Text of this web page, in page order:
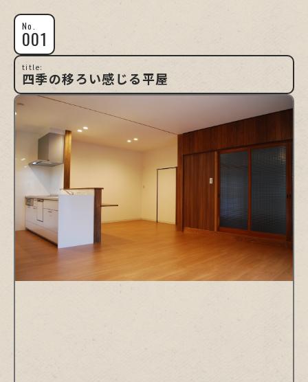
No.
001
title:
四季の移ろい感じる平屋